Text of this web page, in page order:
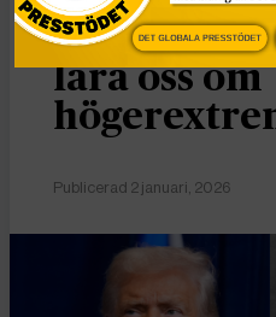
Vad Hanna
lära oss om
Publicerad 2 januari, 2026
DET GLOBALA PRESSTÖDET